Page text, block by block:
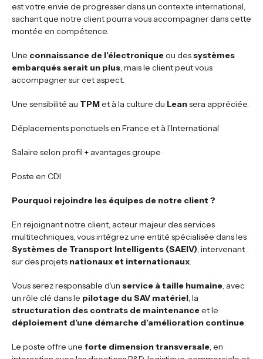
est votre envie de progresser dans un contexte international,
sachant que notre client pourra vous accompagner dans cette
montée en compétence.
Une connaissance de l’électroniqueou des systèmes
embarqués serait un plus, mais le client peut vous
accompagner sur cet aspect.
Une sensibilité au TPMet à la culture du Leansera appréciée.
Déplacements ponctuels en France et à l’International
Salaire selon profil + avantages groupe
Poste en CDI
Pourquoi rejoindre les équipes de notre client ?
En rejoignant notre client, acteur majeur des services
multitechniques, vous intégrez une entité spécialisée dans les
Systèmes de Transport Intelligents (SAEIV), intervenant
sur des projets nationaux et internationaux.
Vous serez responsable d’un service à taille humaine, avec
un rôle clé dans le pilotage du SAV matériel, la
structuration des contrats de maintenanceet le
déploiement d’une démarche d’amélioration continue.
Le poste offre une forte dimension transversale, en